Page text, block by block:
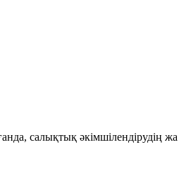
салықтық әкімшілендірудің жа